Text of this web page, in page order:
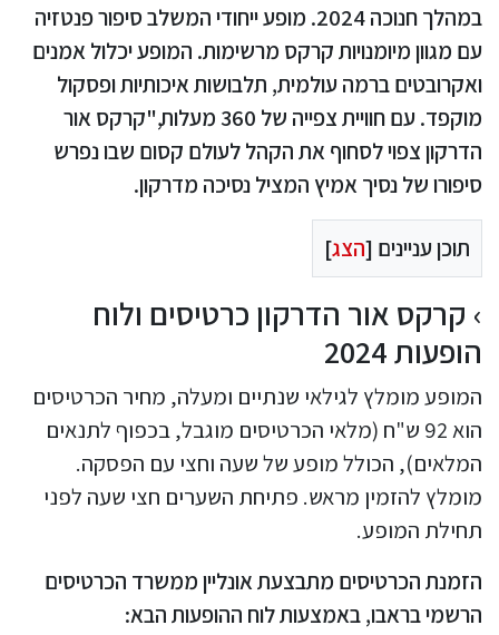
במהלך חנוכה 2024. מופע ייחודי המשלב סיפור פנטזיה
עם מגוון מיומנויות קרקס מרשימות. המופע יכלול אמנים
ואקרובטים ברמה עולמית, תלבושות איכותיות ופסקול
מוקפד. עם חוויית צפייה של 360 מעלות,"קרקס אור
הדרקון צפוי לסחוף את הקהל לעולם קסום שבו נפרש
סיפורו של נסיך אמיץ המציל נסיכה מדרקון.
תוכן עניינים [הצג]
קרקס אור הדרקון כרטיסים ולוח
הופעות 2024
המופע מומלץ לגילאי שנתיים ומעלה, מחיר הכרטיסים
הוא 92 ש"ח (מלאי הכרטיסים מוגבל, בכפוף לתנאים
המלאים), הכולל מופע של שעה וחצי עם הפסקה.
מומלץ להזמין מראש. פתיחת השערים חצי שעה לפני
תחילת המופע.
הזמנת הכרטיסים מתבצעת אונליין ממשרד הכרטיסים
הרשמי בראבו, באמצעות לוח ההופעות הבא: